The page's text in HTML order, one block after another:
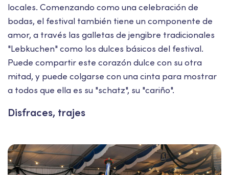
locales. Comenzando como una celebración de
bodas, el festival también tiene un componente de
amor, a través las galletas de jengibre tradicionales
"Lebkuchen" como los dulces básicos del festival.
Puede compartir este corazón dulce con su otra
mitad, y puede colgarse con una cinta para mostrar
a todos que ella es su "schatz", su "cariño".
Disfraces, trajes